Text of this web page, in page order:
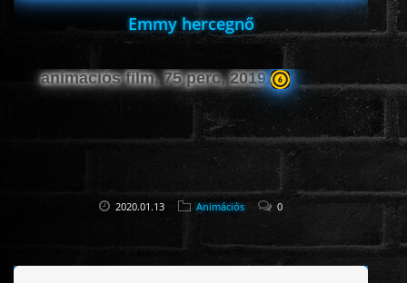
Emmy hercegnő
animációs film, 75 perc, 2019
2020.01.13 Animációs 0